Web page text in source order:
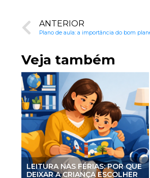
ANTERIOR
Veja também
LEITURA NAS FÉRIAS: POR QUE
DEIXAR A CRIANÇA ESCOLHER